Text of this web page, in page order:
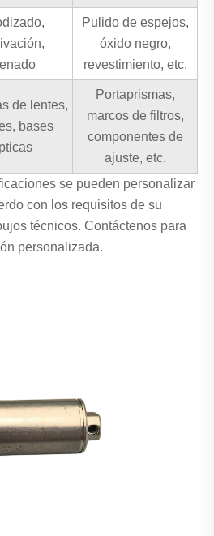
Pulido de espejos,
óxido negro,
revestimiento, etc.
de lentes,
bases
Portaprismas,
marcos de filtros,
componentes de
ajuste, etc.
se pueden personalizar
con los requisitos de su
técnicos. Contáctenos para
personalizada.